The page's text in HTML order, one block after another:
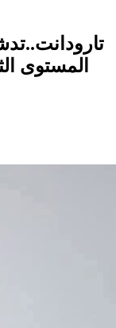
المستوى